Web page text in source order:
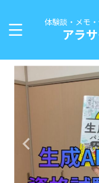
体験談・メモ
アラ